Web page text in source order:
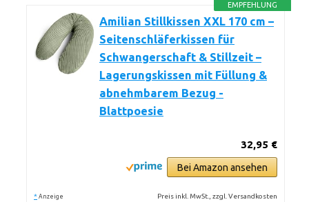
EMPFEHLUNG
Amilian Stillkissen XXL 170 cm –
Seitenschläferkissen für
Schwangerschaft & Stillzeit –
Lagerungskissen mit Füllung &
abnehmbarem Bezug -
Blattpoesie
32,95 €
Bei Amazon ansehen
* Anzeige Preis inkl. MwSt., zzgl. Versandkosten